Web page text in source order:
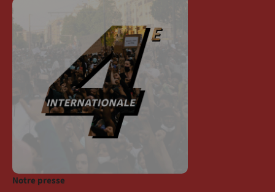
Notre presse